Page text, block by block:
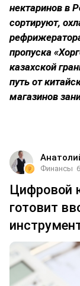
нектаринов в
сортируют,
пропуска
казахской
путь от
магазинов
Финансы
Цифровой
готовит